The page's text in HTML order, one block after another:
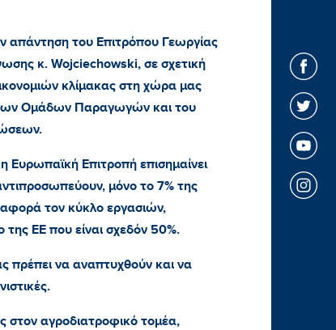
του Επιτρόπου Γεωργίας
κ. Wojciechowski, σε σχετική
κλίμακας στη χώρα μας
Ομάδων Παραγωγών και του
Επιτροπή επισημαίνει
μόνο το 7% της
τον κύκλο εργασιών,
ΕΕ που είναι σχεδόν 50%.
να αναπτυχθούν και να
στον αγροδιατροφικό τομέα,